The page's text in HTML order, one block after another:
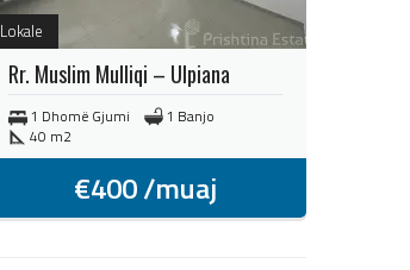
Lokale
Rr. Muslim Mulliqi – Ulpiana
1 Dhomë Gjumi
1 Banjo
40 m2
€400/muaj